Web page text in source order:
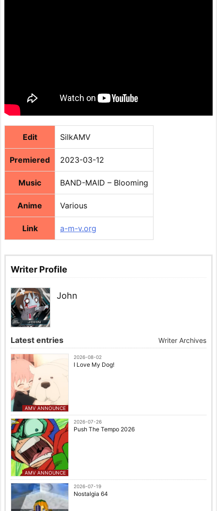
Edit SilkAMV
Premiered 2023-03-12
Music BAND-MAID – Blooming
Anime Various
Link a-m-v.org
Writer Profile
John
Latest entries Writer Archives
AMV ANNOUNCE
2026-08-02
I Love My Dog!
AMV ANNOUNCE
2026-07-26
Push The Tempo 2026
2026-07-19
Nostalgia 64